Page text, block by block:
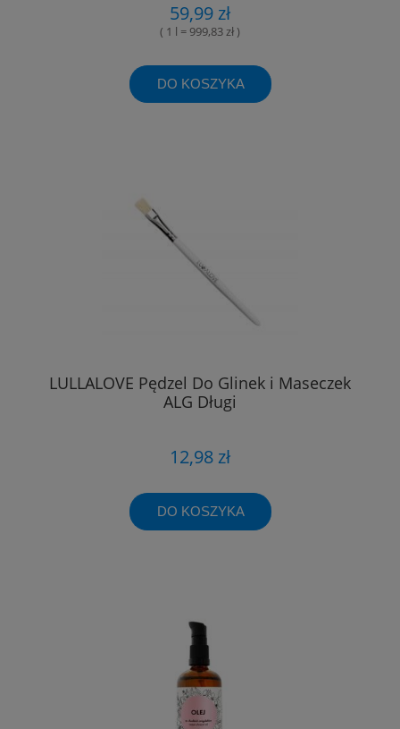
59,99 zł
( 1 l = 999,83 zł )
DO KOSZYKA
LULLALOVE Pędzel Do Glinek i Maseczek
ALG Długi
12,98 zł
DO KOSZYKA